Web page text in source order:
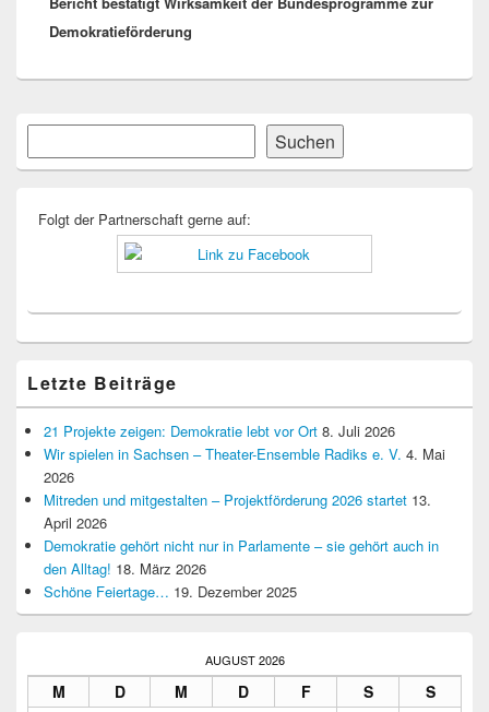
Demokratieförderung
Primärer
Widgetbereich
Suchen
Folgt der Partnerschaft gerne auf:
Letzte Beiträge
21 Projekte zeigen: Demokratie lebt vor Ort 8. Juli 2026
Wir spielen in Sachsen – Theater-Ensemble Radiks e. V. 4. Mai
2026
Mitreden und mitgestalten – Projektförderung 2026 startet 13.
April 2026
Demokratie gehört nicht nur in Parlamente – sie gehört auch in
den Alltag! 18. März 2026
Schöne Feiertage… 19. Dezember 2025
AUGUST 2026
M D M D F S S